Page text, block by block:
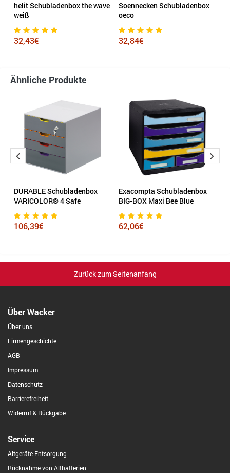
helit Schubladenbox the wave
weiß
32,43€
Soennecken Schubladenbox
oeco
32,84€
Ähnliche Produkte
DURABLE Schubladenbox
VARICOLOR® 4 Safe
106,39€
Exacompta Schubladenbox
BIG-BOX Maxi Bee Blue
62,06€
Zurück zum Seitenanfang
Über Wacker
Über uns
Firmengeschichte
AGB
Impressum
Datenschutz
Barrierefreiheit
Widerruf & Rückgabe
Service
Altgeräte-Entsorgung
Rücknahme von Altbatterien